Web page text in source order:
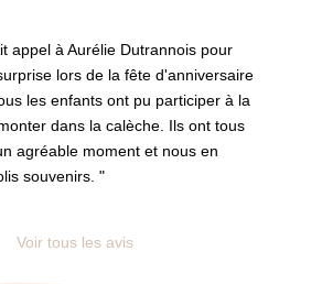
appel à Aurélie Dutrannois pour
lors de la fête d'anniversaire
les enfants ont pu participer à la
dans la calèche. Ils ont tous
agréable moment et nous en
souvenirs.
Voir tous les avis